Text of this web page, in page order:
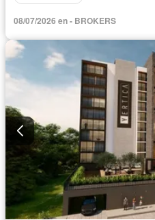
08/07/2026 en - BROKERS